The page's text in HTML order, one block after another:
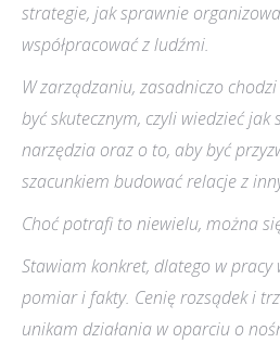
strategie, jak sprawnie
współpracować z ludźmi.
W zarządzaniu, zasadniczo
być skutecznym, czyli wiedzieć
narzędzia oraz o to, aby być
szacunkiem budować relacje z
Choć potrafi to niewielu, można
Stawiam konkret, dlatego w
pomiar i fakty. Cenię rozsądek i
unikam działania w oparciu o